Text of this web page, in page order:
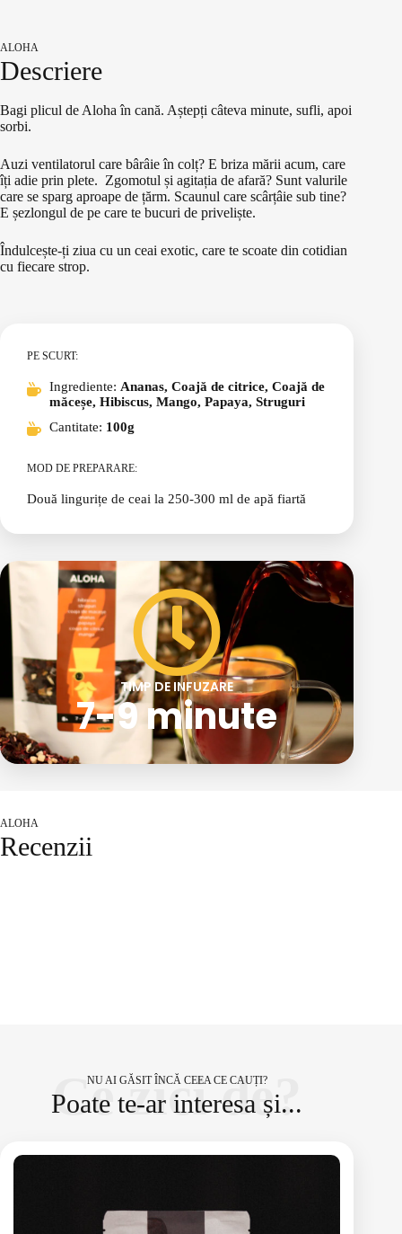
ALOHA
Descriere
Bagi plicul de Aloha în cană. Aștepți câteva minute, sufli, apoi
sorbi.
Auzi ventilatorul care bârâie în colț? E briza mării acum, care
îți adie prin plete. Zgomotul și agitația de afară? Sunt valurile
care se sparg aproape de țărm. Scaunul care scârțâie sub tine?
E șezlongul de pe care te bucuri de priveliște.
Îndulcește-ți ziua cu un ceai exotic, care te scoate din cotidian
cu fiecare strop.
PE SCURT:
Ingrediente: Ananas, Coajă de citrice, Coajă de
măceșe, Hibiscus, Mango, Papaya, Struguri
Cantitate: 100g
MOD DE PREPARARE:
Două lingurițe de ceai la 250-300 ml de apă fiartă
TIMP DE INFUZARE
7-9 minute
ALOHA
Recenzii
Ce zici de?
NU AI GĂSIT ÎNCĂ CEEA CE CAUȚI?
Poate te-ar interesa și...
Timp de preparare: